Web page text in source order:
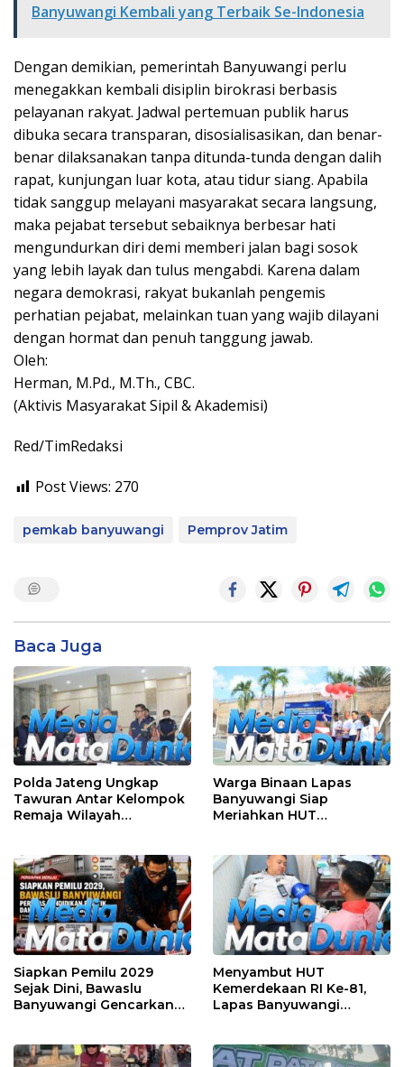
Banyuwangi Kembali yang Terbaik Se-Indonesia
Dengan demikian, pemerintah Banyuwangi perlu
menegakkan kembali disiplin birokrasi berbasis
pelayanan rakyat. Jadwal pertemuan publik harus
dibuka secara transparan, disosialisasikan, dan benar-
benar dilaksanakan tanpa ditunda-tunda dengan dalih
rapat, kunjungan luar kota, atau tidur siang. Apabila
tidak sanggup melayani masyarakat secara langsung,
maka pejabat tersebut sebaiknya berbesar hati
mengundurkan diri demi memberi jalan bagi sosok
yang lebih layak dan tulus mengabdi. Karena dalam
negara demokrasi, rakyat bukanlah pengemis
perhatian pejabat, melainkan tuan yang wajib dilayani
dengan hormat dan penuh tanggung jawab.
Oleh:
Herman, M.Pd., M.Th., CBC.
(Aktivis Masyarakat Sipil & Akademisi)
Red/TimRedaksi
Post Views: 270
pemkab banyuwangi Pemprov Jatim
Baca Juga
Polda Jateng Ungkap
Tawuran Antar Kelompok
Remaja Wilayah
Warga Binaan Lapas
Banyuwangi Siap
Meriahkan HUT
Perlombaan
Siapkan Pemilu 2029
Sejak Dini, Bawaslu
Banyuwangi Gencarkan
Menyambut HUT
Kemerdekaan RI Ke-81,
Lapas Banyuwangi